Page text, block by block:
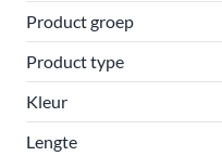
Product groep
Product type
Kleur
Lengte